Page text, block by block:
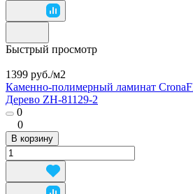
Быстрый просмотр
1399 руб./м2
Каменно-полимерный ламинат
Дерево ZH-81129-2
0
0
В корзину